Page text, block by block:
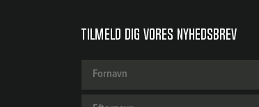
Tilmeld dig vores nyhedsbrev